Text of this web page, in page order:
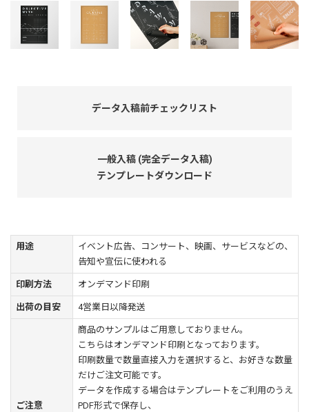
データ入稿前チェックリスト
一般入稿 (完全データ入稿)
テンプレートダウンロード
用途
イベント広告、コンサート、映画、サービスなどの、
告知や宣伝に使われる
印刷方法 オンデマンド印刷
出荷の目安 4営業日以降発送
ご注意
商品のサンプルはご用意しておりません。
こちらはオンデマンド印刷となっております。
印刷数量で数量直接入力を選択すると、お好きな数量
だけご注文可能です。
データを作成する場合はテンプレートをご利用のうえ
PDF形式で保存し、